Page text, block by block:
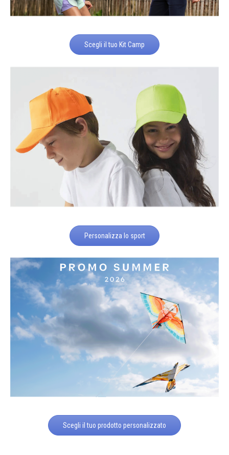
Scegli il tuo Kit Camp
Personalizza lo sport
Scegli il tuo prodotto personalizzato